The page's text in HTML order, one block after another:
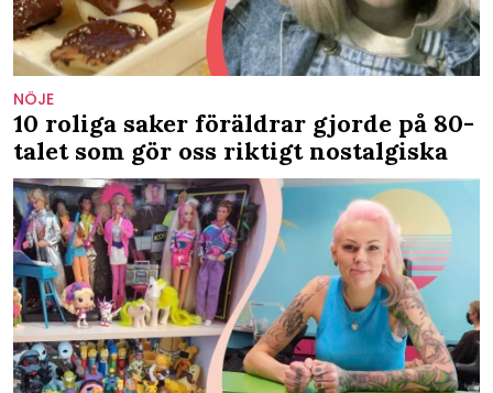
NÖJE
10 roliga saker föräldrar gjorde på 80-
talet som gör oss riktigt nostalgiska